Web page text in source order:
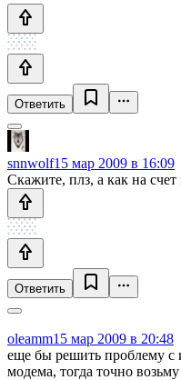
Ответить
snnwolf15 мар 2009 в 16:09
Скажите, плз, а как на счет
Ответить
oleamm15 мар 2009 в 20:48
еще бы решить проблему с
модема, тогда точно